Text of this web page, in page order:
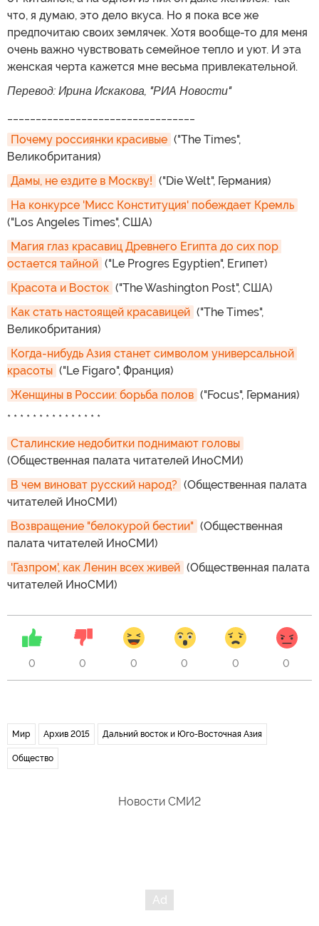
что, я думаю, это дело вкуса. Но я пока все же
предпочитаю своих землячек. Хотя вообще-то для меня
очень важно чувствовать семейное тепло и уют. И эта
женская черта кажется мне весьма привлекательной.
Перевод: Ирина Искакова, "РИА Новости"
Почему россиянки красивые ("The Times",
Великобритания)
Дамы, не ездите в Москву! ("Die Welt", Германия)
На конкурсе 'Мисс Конституция' побеждает Кремль
("Los Angeles Times", США)
Магия глаз красавиц Древнего Египта до сих пор
остается тайной ("Le Progres Egyptien", Египет)
Красота и Восток ("The Washington Post", США)
Как стать настоящей красавицей ("The Times",
Великобритания)
Когда-нибудь Азия станет символом универсальной
красоты ("Le Figaro", Франция)
Женщины в России: борьба полов ("Focus", Германия)
* * * * * * * * * * * * * * *
Сталинские недобитки поднимают головы
(Общественная палата читателей ИноСМИ)
В чем виноват русский народ? (Общественная палата
читателей ИноСМИ)
Возвращение "белокурой бестии" (Общественная
палата читателей ИноСМИ)
'Газпром', как Ленин всех живей (Общественная палата
читателей ИноСМИ)
0 0 0 0 0 0
Мир Архив 2015 Дальний восток и Юго-Восточная Азия
Общество
Новости СМИ2